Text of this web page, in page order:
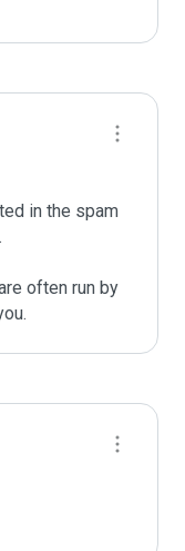
in the spam
often run by